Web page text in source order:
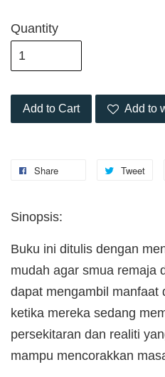
Quantity
Add to Cart Add to
Share Tweet
Sinopsis:
Buku ini ditulis dengan
mudah agar smua remaja
dapat mengambil manfaat
ketika mereka sedang
persekitaran dan realiti
mampu mencorakkan